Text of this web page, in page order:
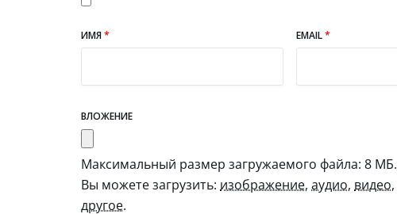
ИМЯ* EMAIL*
ВЛОЖЕНИЕ
Максимальный размер загружаемого файла: 8 МБ.
Вы можете загрузить: изображение, аудио, видео,
другое.